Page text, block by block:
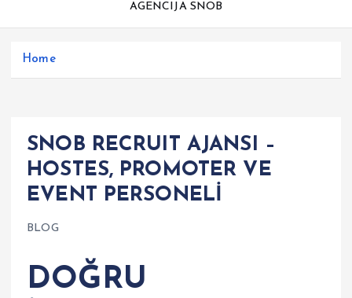
t
AGENCIJA SNOB
Home
SNOB RECRUIT AJANSI –
HOSTES, PROMOTER VE
EVENT PERSONELİ
BLOG
DOĞRU